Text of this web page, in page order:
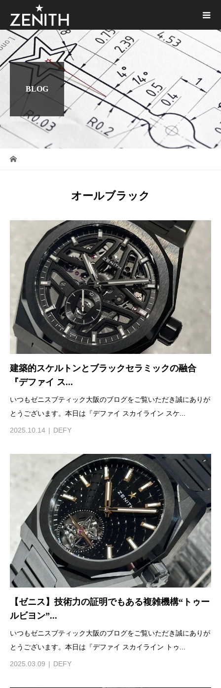
BLOG
オールブラック
建築的スケルトンとブラックセラミックの融合
『デファイ ス...
いつもゼニスブティック大阪のブログをご覧いただき誠にありが
とうございます。本日は『デファイ スカイライン スケ...
2025.10.14 DEFY
【ゼニス】技術力の証明でもある複雑機構“トゥー
ルビヨン”...
いつもゼニスブティック大阪のブログをご覧いただき誠にありが
とうございます。本日は『デファイ スカイライン トゥ...
2025.03.09 DEFY